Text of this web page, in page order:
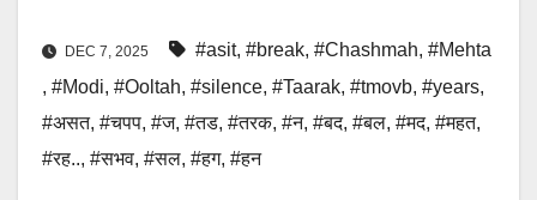
DEC 7, 2025 #asit, #break, #Chashmah, #Mehta
, #Modi, #Ooltah, #silence, #Taarak, #tmovb, #years,
#असत, #चपप, #ज, #तड, #तरक, #न, #बद, #बल, #मद, #महत,
#रह.., #सभव, #सल, #हग, #हन